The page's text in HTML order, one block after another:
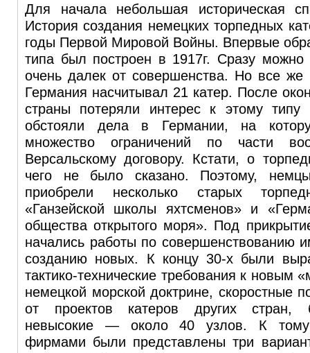
Для начала небольшая историческая
История создания немецких торпедных
годы Первой Мировой Войны. Впервые
типа был построен в 1917г. Сразу можно
очень далек от совершенства. Но все
Германия насчитывал 21 катер. После
страны потеряли интерес к этому типу
обстояли дела в Германии, на
множество ограничений по части
Версальскому договору. Кстати, о
чего не было сказано. Поэтому,
приобрели несколько старых
«Ганзейской школы яхтсменов» и
общества открытого моря». Под
начались работы по совершенствованию
созданию новых. К концу 30-х были
тактико-технические требования к новым
немецкой морской доктрине, скоростные
от проектов катеров других стран,
невысокие — около 40 узлов. К
фирмами были представлены три